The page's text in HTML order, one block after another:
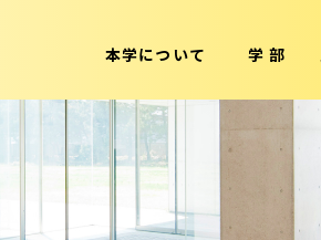
本学について 学 部